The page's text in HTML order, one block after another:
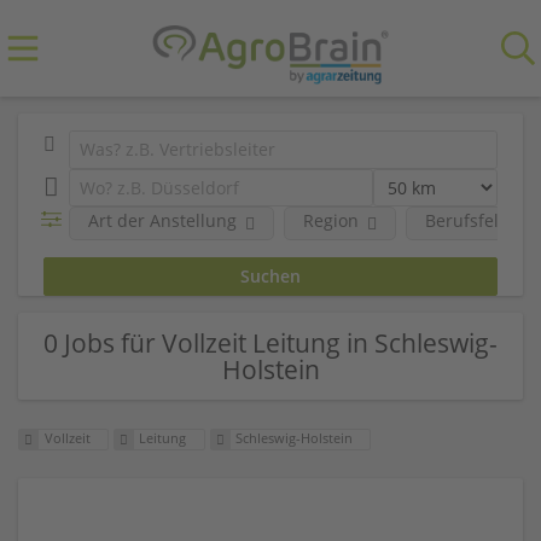
Art der Anstellung Region Berufsfeld
0 Jobs für Vollzeit Leitung in Schleswig-
Holstein
Vollzeit Leitung Schleswig-Holstein